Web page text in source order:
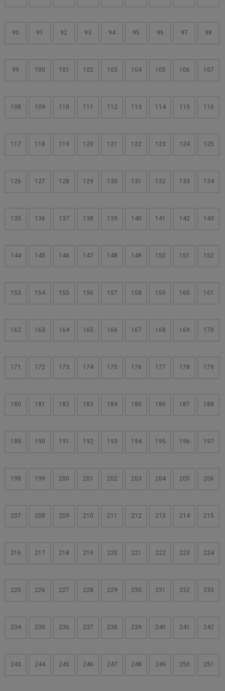
90 91 92 93 94 95 96 97 98
99 100 101 102 103 104 105 106 107
108 109 110 111 112 113 114 115 116
117 118 119 120 121 122 123 124 125
126 127 128 129 130 131 132 133 134
135 136 137 138 139 140 141 142 143
144 145 146 147 148 149 150 151 152
153 154 155 156 157 158 159 160 161
162 163 164 165 166 167 168 169 170
171 172 173 174 175 176 177 178 179
180 181 182 183 184 185 186 187 188
189 190 191 192 193 194 195 196 197
198 199 200 201 202 203 204 205 206
207 208 209 210 211 212 213 214 215
216 217 218 219 220 221 222 223 224
225 226 227 228 229 230 231 232 233
234 235 236 237 238 239 240 241 242
243 244 245 246 247 248 249 250 251